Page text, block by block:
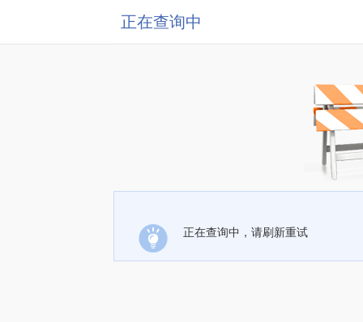
正在查询中
正在查询中，请刷新重试